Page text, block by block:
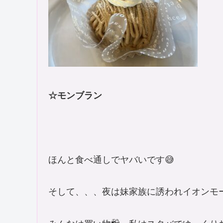
☆モンブラン
ほんと食べ通しでヤバいです😅
そして、、、夜は妹家族に誘われイオン